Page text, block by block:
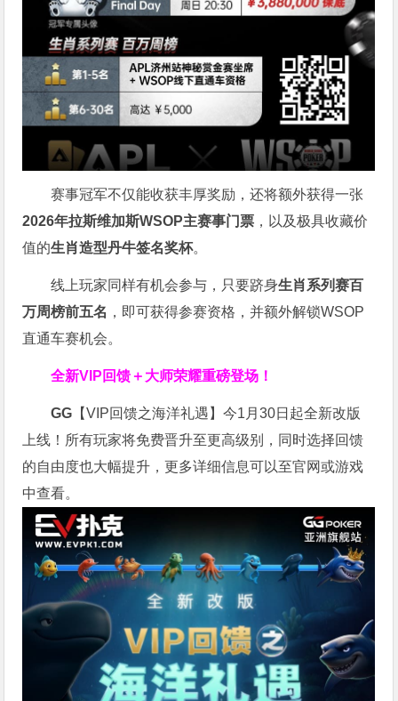
赛事冠军不仅能收获丰厚奖励，还将额外获得一张
2026年拉斯维加斯WSOP主赛事门票 ，以及极具收藏价
值的生肖造型丹牛签名奖杯。
线上玩家同样有机会参与，只要跻身生肖系列赛百
万周榜前五名 ，即可获得参赛资格，并额外解锁WSOP
直通车赛机会。
全新VIP回馈＋大师荣耀重磅登场！
GG 【VIP回馈之海洋礼遇】今1月30日起全新改版
上线！所有玩家将免费晋升至更高级别，同时选择回馈
的自由度也大幅提升，更多详细信息可以至官网或游戏
中查看。